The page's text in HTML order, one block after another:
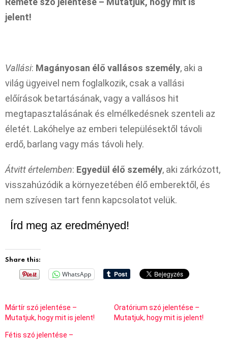
jelent!
Vallási: Magányosan élő vallásos személy, aki a
világ ügyeivel nem foglalkozik, csak a vallási
előírások betartásának, vagy a vallásos hit
megtapasztalásának és elmélkedésnek szenteli az
életét. Lakóhelye az emberi településektől távoli
erdő, barlang vagy más távoli hely.
Átvitt értelemben: Egyedül élő személy, aki zárkózott,
visszahúzódik a környezetében élő emberektől, és
nem szívesen tart fenn kapcsolatot velük.
Írd meg az eredményed!
Share this:
WhatsApp
Mártír szó jelentése –
Mutatjuk, hogy mit is jelent!
Oratórium szó jelentése –
Mutatjuk, hogy mit is jelent!
Fétis szó jelentése –